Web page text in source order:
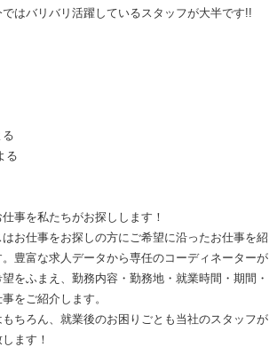
はバリバリ活躍しているスタッフが大半です!!
る
事を私たちがお探しします！
はお仕事をお探しの方にご希望に沿ったお仕事を紹
豊富な求人データから専任のコーディネーターが
をふまえ、勤務内容・勤務地・就業時間・期間・
をご紹介します。
もちろん、就業後のお困りごとも当社のスタッフが
ます！